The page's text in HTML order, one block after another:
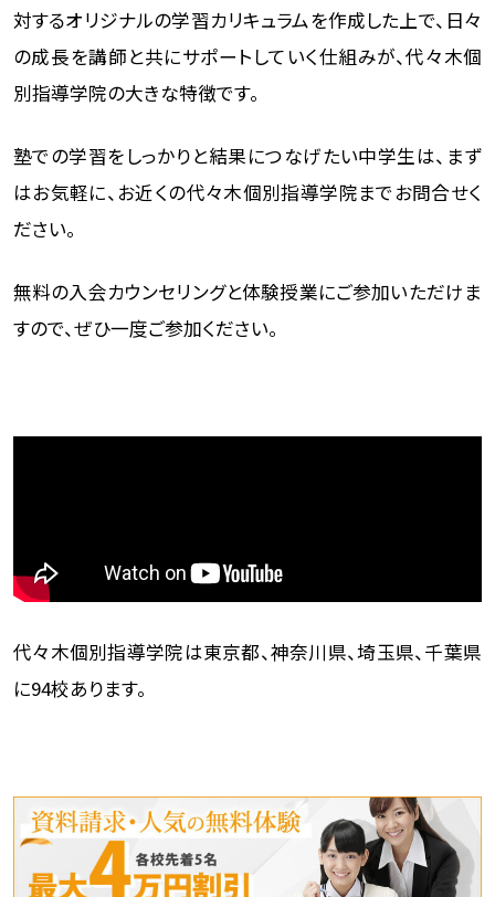
対するオリジナルの学習カリキュラムを作成した上で、日々
の成長を講師と共にサポートしていく仕組みが、代々木個
別指導学院の大きな特徴です。
塾での学習をしっかりと結果につなげたい中学生は、まず
はお気軽に、お近くの代々木個別指導学院までお問合せく
ださい。
無料の入会カウンセリングと体験授業にご参加いただけま
すので、ぜひ一度ご参加ください。
代々木個別指導学院は東京都、神奈川県、埼玉県、千葉県
に94校あります。